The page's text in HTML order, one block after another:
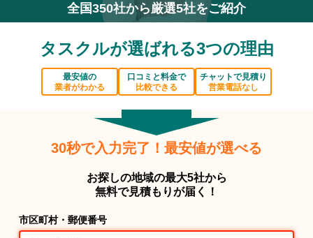
全国350社から厳選5社をご紹介
タスクルが選ばれる3つの理由
最安値の
業者がわかる
口コミと料金で
比較できる
チャットで見積り
営業電話なし
30秒で入力完了！最安値が選べる
お探しの地域の最大5社から
無料で見積もりが届く！
市区町村・郵便番号